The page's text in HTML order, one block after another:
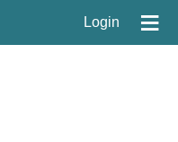
Login ≡